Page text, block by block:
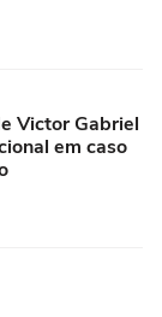
Victor Gabriel
em caso